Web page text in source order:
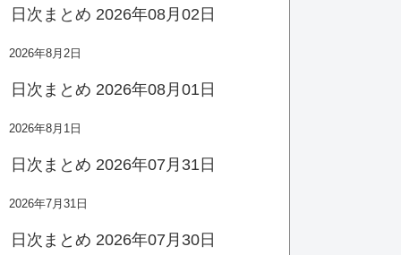
日次まとめ 2026年08月02日
2026年8月2日
日次まとめ 2026年08月01日
2026年8月1日
日次まとめ 2026年07月31日
2026年7月31日
日次まとめ 2026年07月30日